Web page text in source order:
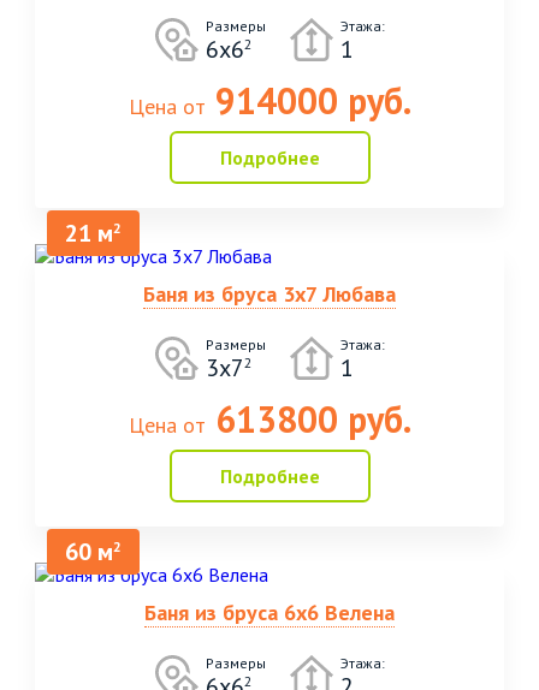
Размеры
6х62
Этажа:
1
Цена от 914000 руб.
Подробнее
21 м2
Баня из бруса 3х7 Любава
Размеры
3х72
Этажа:
1
Цена от 613800 руб.
Подробнее
60 м2
Баня из бруса 6х6 Велена
Размеры
2
Этажа: